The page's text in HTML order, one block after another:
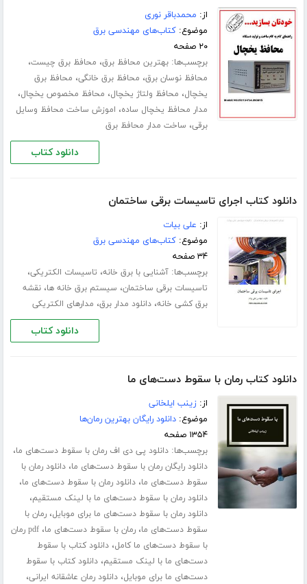
از: محمدباقر نوری
موضوع:کتاب‌های مهندسی برق
۲۰ صفحه
برچسب‌ها:بهترین محافظ برق، محافظ برق چیست،
محافظ نوسان برق، محافظ برق خانگی، محافظ برق
یخچال، محافظ ولتاژ یخچال، محافظ مخصوص یخچال،
مدار محافظ یخچال ساده، اموزش ساخت محافظ وسایل
برقی، ساخت مدار محافظ برق
دانلود کتاب
دانلود کتاب اجرای تاسیسات برقی ساختمان
از: علی بیات
موضوع:کتاب‌های مهندسی برق
۳۴ صفحه
برچسب‌ها:آشنایی با برق خانه، تاسیسات الکتریکی،
تاسیسات برقی ساختمان، سیستم برق خانه ها،نقشه
برق کشی خانه،دانلود مدار برق، مدارهای الکتریکی
دانلود کتاب
دانلود کتاب رمان با سقوط دست‌های ما
از:زینب ایلخانی
موضوع:دانلود رایگان بهترین رمان‌ها
۱۳۵۴ صفحه
برچسب‌ها:دانلود پی دی اف رمان با سقوط دست‌های ما،
دانلود رایگان رمان با سقوط دست‌های ما،دانلود رمان با
سقوط دست‌های ما،دانلود رمان با سقوط دست‌های ما،
دانلود رمان با سقوط دست‌های ما با لینک مستقیم،
دانلود رمان با سقوط دست‌های ما برای موبایل،رمان با
سقوط دست‌های ما،رمان با سقوط دست‌های ما،
pdf رمان
با سقوط دست‌های ما کامل،دانلود کتاب با سقوط
دست‌های ما با لینک مستقیم،دانلود کتاب با سقوط
دست‌های ما برای موبایل،دانلود رمان عاشقانه ایرانی،